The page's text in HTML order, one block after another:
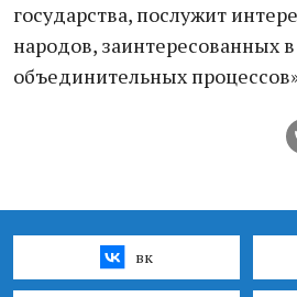
государства, послужит
народов, заинтересованных
объединительных
вк